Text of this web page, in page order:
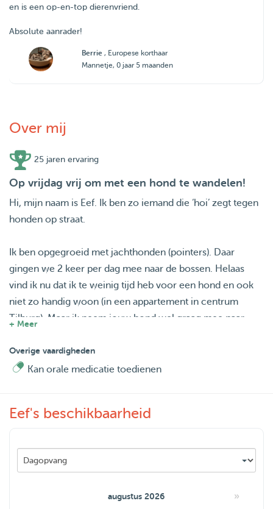
en is een op-en-top dierenvriend.
Absolute aanrader!
Berrie, Europese korthaar
Mannetje, 0 jaar 5 maanden
Over mij
25 jaren ervaring
Op vrijdag vrij om met een hond te wandelen!
Hi, mijn naam is Eef. Ik ben zo iemand die ‘hoi’ zegt tegen
honden op straat.
Ik ben opgegroeid met jachthonden (pointers). Daar
gingen we 2 keer per dag mee naar de bossen. Helaas
vind ik nu dat ik te weinig tijd heb voor een hond en ook
niet zo handig woon (in een appartement in centrum
Tilburg). Maar ik neem jouw hond wel graag mee naar
Loonse & Drunense duinen.
wandelen/knuffelen met een hond!
+ Meer
Overige vaardigheden
Kan orale medicatie toedienen
Eef's beschikbaarheid
augustus 2026 »